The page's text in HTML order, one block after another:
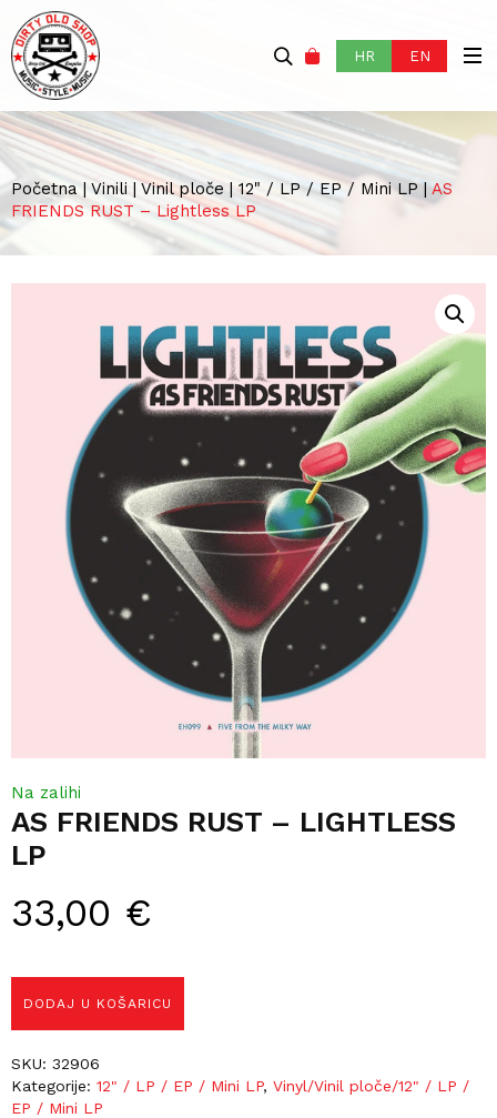
HR EN
Početna | Vinili | Vinil ploče|12" / LP / EP / Mini LP|AS
FRIENDS RUST – Lightless LP
AS FRIENDS RUST – LIGHTLESS
LP
33,00 €
Na zalihi
DODAJ U KOŠARICU
SKU: 32906
Kategorije: 12" / LP / EP / Mini LP, Vinyl/Vinil ploče/12" / LP /
EP / Mini LP